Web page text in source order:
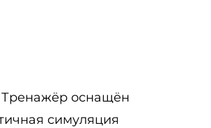
Тренажёр оснащён
симуляция